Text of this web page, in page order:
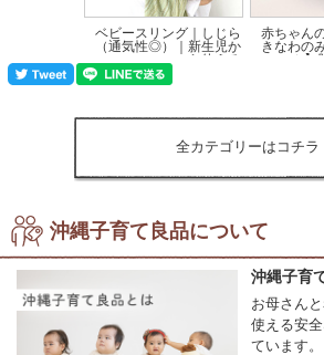
ベビースリング｜しじら
（通気性◎）｜新生児か
ら使える
価格:10,450円(税込)
赤ちゃん
きなわの
ム】
全カテゴリーはコチラ
沖縄子育て良品について
沖縄子育
お母さん
使える安
ています。